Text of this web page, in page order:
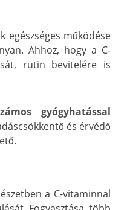
egészséges működése
Ahhoz, hogy a C-
rutin bevitelére is
gyógyhatással
és érvédő
a C-vitaminnal